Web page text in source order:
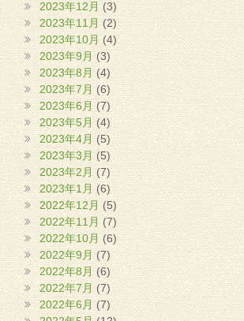
2023年12月(3)
2023年11月 (2)
2023年10月 (4)
2023年9月 (3)
2023年8月 (4)
2023年7月 (6)
2023年6月 (7)
2023年5月 (4)
2023年4月 (5)
2023年3月 (5)
2023年2月(7)
2023年1月 (6)
2022年12月 (5)
2022年11月 (7)
2022年10月 (6)
2022年9月 (7)
2022年8月 (6)
2022年7月 (7)
2022年6月 (7)